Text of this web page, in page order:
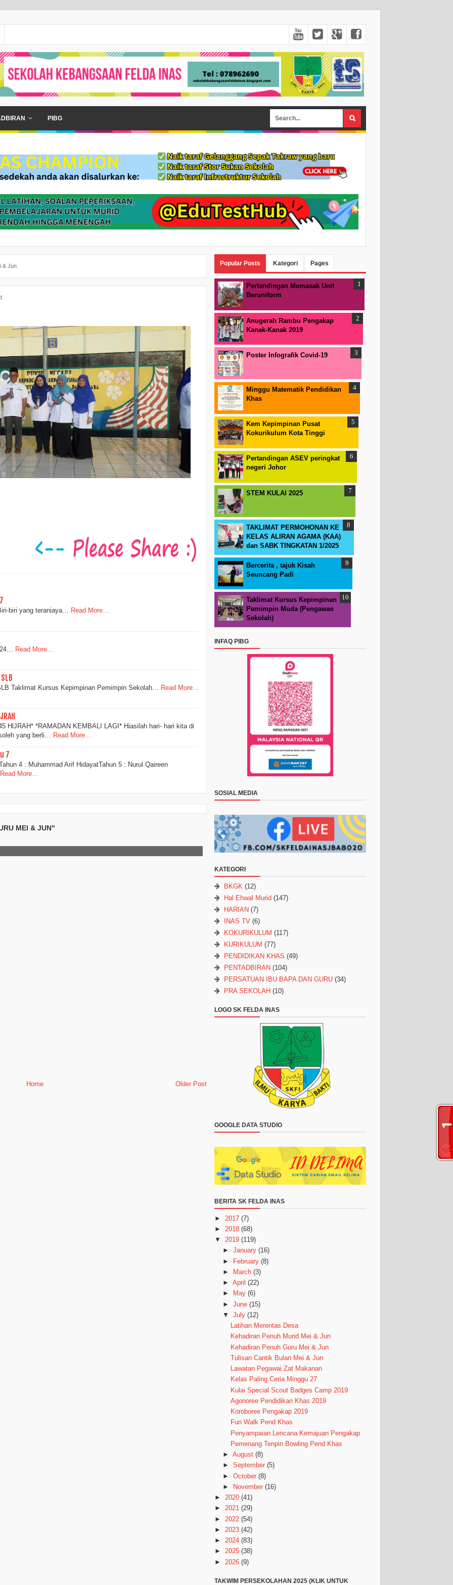
PIBG
& Jun
biri yang teraniaya… Read More...
Read More...
Taklimat Kursus Kepimpinan Pemimpin Sekolah… Read More...
HlJRAH* *RAMADAN KEMBALI LAGI* Hiasilah hari- hari kita di
yang berli… Read More...
7
4 : Muhammad Arif HidayatTahun 5 : Nurul Qaireen
Read More...
MEI & JUN"
Older Post
Home
Popular Posts Kategori Pages
Pertandingan Memasak Unit
Beruniform
Anugerah Rambu Pengakap
Kanak-Kanak 2019
Poster Infografik Covid-19
Minggu Matematik Pendidikan
Khas
Kem Kepimpinan Pusat
Kokurikulum Kota Tinggi
Pertandingan ASEV peringkat
negeri Johor
STEM KULAI 2025
TAKLIMAT PERMOHONAN KE
KELAS ALIRAN AGAMA (KAA)
dan SABK TINGKATAN 1/2025
Bercerita , tajuk Kisah
Seuncang Padi
Taklimat Kursus Kepimpinan
Pemimpin Muda (Pengawas
Sekolah)
INFAQ PIBG
SOSIAL MEDIA
KATEGORI
BKGK (12)
Hal Ehwal Murid (147)
HARIAN (7)
INAS TV (6)
KOKURIKULUM (117)
KURIKULUM (77)
PENDIDIKAN KHAS (49)
PENTADBIRAN (104)
PERSATUAN IBU BAPA DAN GURU (34)
PRA SEKOLAH (10)
LOGO SK FELDA INAS
GOOGLE DATA STUDIO
BERITA SK FELDA INAS
► 2017 (7)
► 2018 (68)
▼
2019 (119)
► January (16)
► February (8)
►
March (3)
► April (22)
►
May (6)
► June (15)
▼
July (12)
Latihan Merentas Desa
Kehadiran Penuh Murid Mei & Jun
Kehadiran Penuh Guru Mei & Jun
Tulisan Cantik Bulan Mei & Jun
Lawatan Pegawai Zat Makanan
Kelas Paling Ceria Minggu 27
Kulai Special Scout Badges Camp 2019
Agonoree Pendidikan Khas 2019
Koroboree Pengakap 2019
Fun Walk Pend Khas
Penyampaian Lencana Kemajuan Pengakap
Pemenang Tenpin Bowling Pend Khas
► August (8)
► September (5)
► October (8)
►
November (16)
► 2020 (41)
► 2021 (29)
► 2022 (54)
► 2023 (42)
► 2024 (83)
► 2025 (38)
► 2026 (9)
TAKWIM PERSEKOLAHAN 2025 (KLIK UNTUK